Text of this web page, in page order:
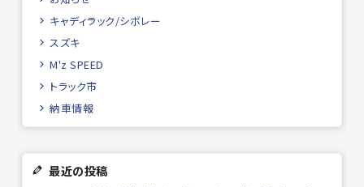
キャディラック/シボレー
スズキ
M'z SPEED
トラック市
納車情報
最近の投稿